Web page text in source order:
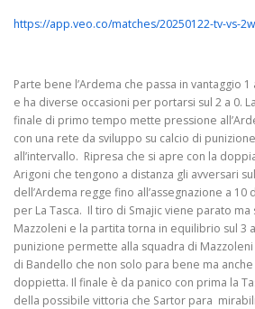
https://app.veo.co/matches/20250122-tv-vs-
Parte bene l’Ardema che passa in vantaggio
e ha diverse occasioni per portarsi sul 2 a 0.
finale di primo tempo mette pressione
con una rete da sviluppo su calcio di
all’intervallo. Ripresa che si apre con la
Arigoni che tengono a distanza gli avversari
dell’Ardema regge fino all’assegnazione a
per La Tasca. Il tiro di Smajic viene parato ma
Mazzoleni e la partita torna in equilibrio sul 3
punizione permette alla squadra di
di Bandello che non solo para bene ma
doppietta. Il finale è da panico con prima la
della possibile vittoria che Sartor para